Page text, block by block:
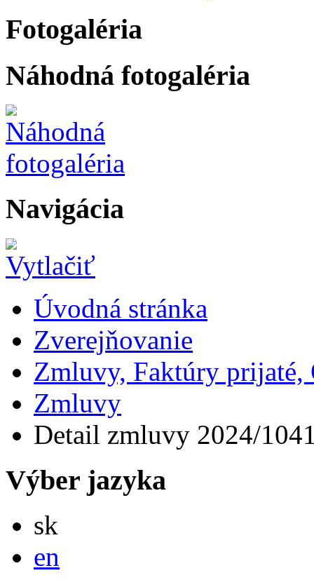
Fotogaléria
Náhodná fotogaléria
Navigácia
Úvodná stránka
Zverejňovanie
Zmluvy, Faktúry prijaté,
Zmluvy
Detail zmluvy 2024/
Výber jazyka
sk
en